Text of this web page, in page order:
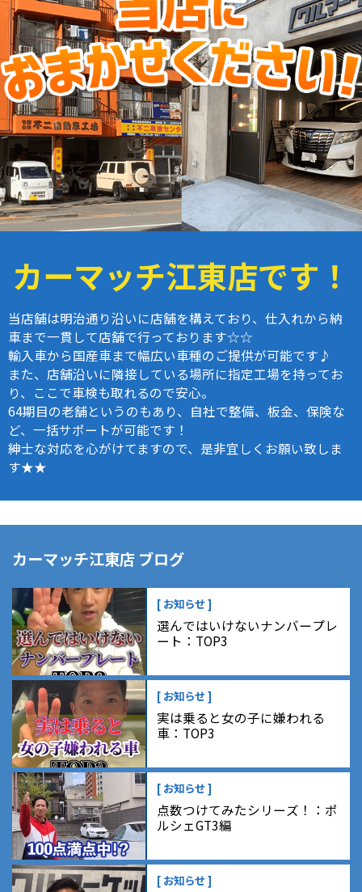
カーマッチ江東店です！
当店舗は明治通り沿いに店舗を構えており、仕入れから納
車まで一貫して店舗で行っております☆☆
輸入車から国産車まで幅広い車種のご提供が可能です♪
また、店舗沿いに隣接している場所に指定工場を持ってお
り、ここで車検も取れるので安心。
64期目の老舗というのもあり、自社で整備、板金、保険な
ど、一括サポートが可能です！
紳士な対応を心がけてますので、是非宜しくお願い致しま
す★★
カーマッチ江東店 ブログ
[ お知らせ ]
選んではいけないナンバープレ
ート：TOP3
[ お知らせ ]
実は乗ると女の子に嫌われる
車：TOP3
[ お知らせ ]
点数つけてみたシリーズ！：ポ
ルシェGT3編
[ お知らせ ]